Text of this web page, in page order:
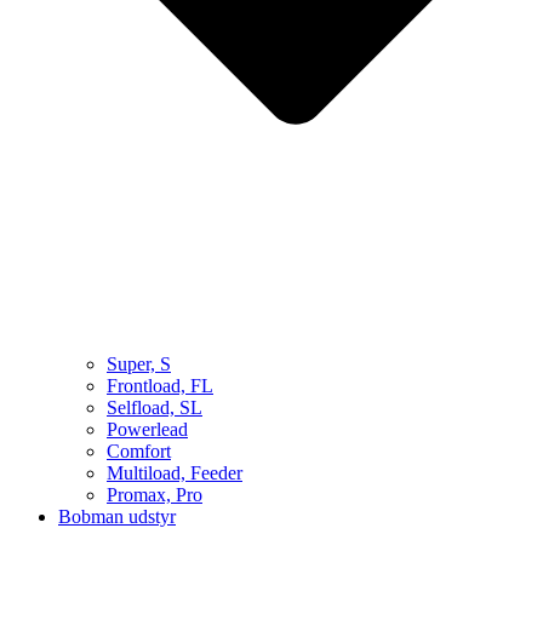
Super, S
Frontload, FL
Selfload, SL
Powerlead
Comfort
Multiload, Feeder
Promax, Pro
Bobman udstyr